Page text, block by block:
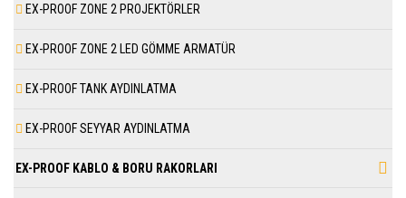
EX-PROOF ZONE 2 PROJEKTÖRLER
EX-PROOF ZONE 2 LED GÖMME ARMATÜR
EX-PROOF TANK AYDINLATMA
EX-PROOF SEYYAR AYDINLATMA
EX-PROOF KABLO & BORU RAKORLARI